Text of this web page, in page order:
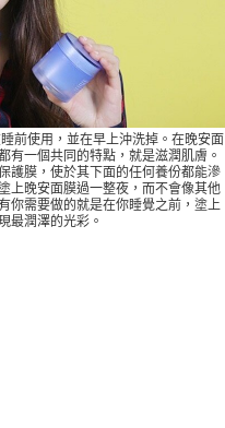
前使用，並在早上沖洗掉。在晚安面
有一個共同的特點，就是滋潤肌膚。
護膜，使於其下面的任何養份都能滲
上晚安面膜過一整夜，而不會像其他
你需要做的就是在你睡覺之前，塗上
最潤澤的光彩。